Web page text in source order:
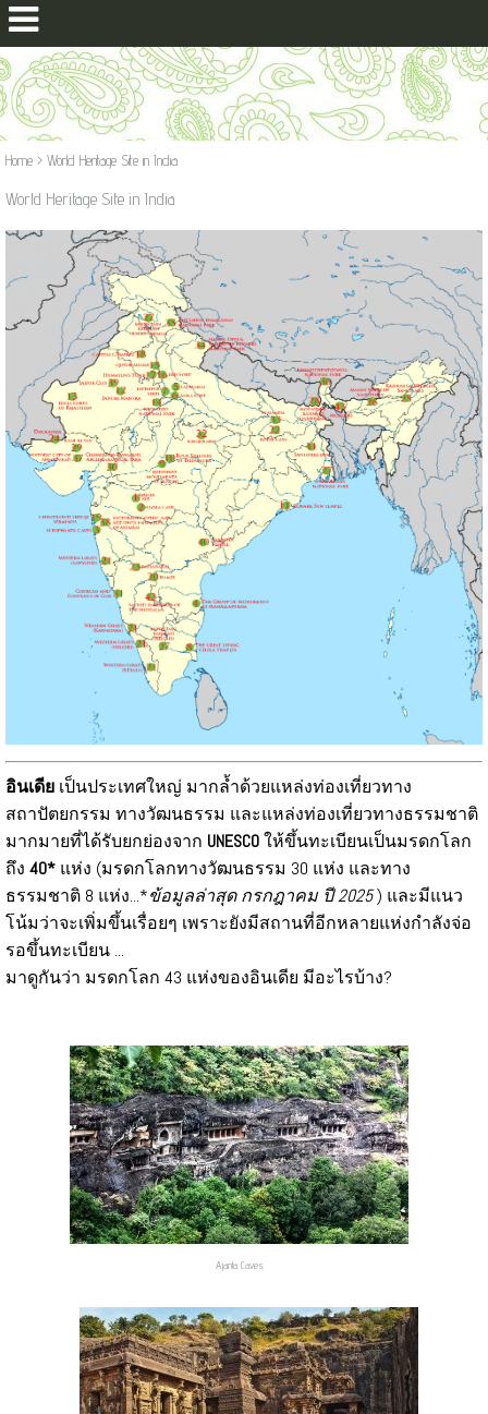
Home> World Heritage Site in India
World Heritage Site in India
อินเดีย เป็นประเทศใหญ่ มากล้ำด้วยแหล่งท่องเที่ยวทาง
สถาปัตยกรรม ทางวัฒนธรรม และแหล่งท่องเที่ยวทางธรรมชาติ
มากมายที่ได้รับยกย่องจาก UNESCOให้ขึ้นทะเบียนเป็นมรดกโลก
ถึง 40*แห่ง (มรดกโลกทางวัฒนธรรม 30 แห่ง และทาง
ธรรมชาติ 8 แห่ง...*ข้อมูลล่าสุด กรกฎาคม ปี 2025) และมีแนว
โน้มว่าจะเพิ่มขึ้นเรื่อยๆ เพราะยังมีสถานที่อีกหลายแห่งกำลังจ่อ
รอขึ้นทะเบียน ...
มาดูกันว่า มรดกโลก 43 แห่งของอินเดีย มีอะไรบ้าง?
Ajanta Caves